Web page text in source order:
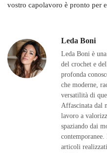
vostro capolavoro è pronto per
Leda Boni
Leda Boni è
del crochet e
profonda
che moderne,
versatilità di
Affascinata dal
lavoro a
spaziando dai
articoli